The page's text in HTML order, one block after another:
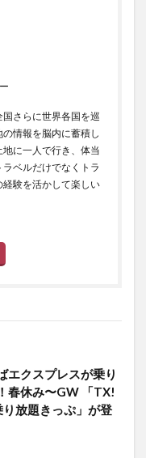
さらに世界各国を巡
情報を脳内に蓄積し
に一人で行き、体当
ベルだけでなくトラ
験を活かして楽しい
エクスプレスが乗り
春休み〜GW 「TX!
り放題きっぷ」が登